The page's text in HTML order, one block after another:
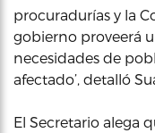
procuradurías y la
gobierno proveerá
necesidades de
afectado’, detalló
El Secretario alega